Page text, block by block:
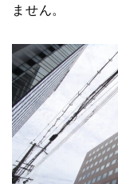
ません。